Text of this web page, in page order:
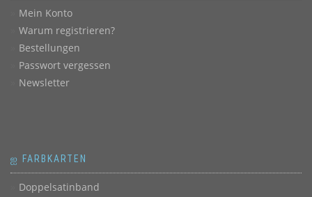
Mein Konto
Warum registrieren?
Bestellungen
Passwort vergessen
Newsletter
ஐ FARBKARTEN
Doppelsatinband